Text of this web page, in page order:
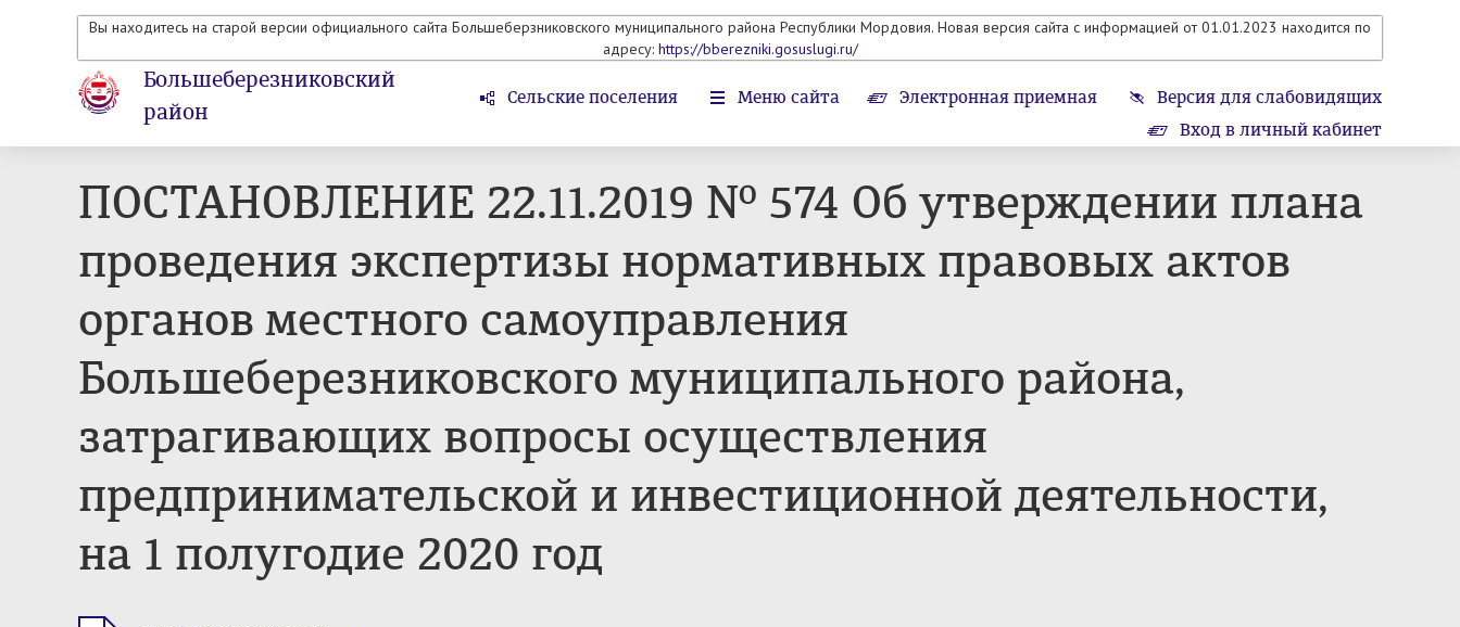
Вы находитесь на старой версии официального сайта Большеберзниковского муниципального района Республики Мордовия. Новая версия сайта с информацией от 01.01.2023 находится по
адресу: https://bberezniki.gosuslugi.ru/
Большеберезниковский
район
Сельские поселения Меню сайта Электронная приемная
Версия для слабовидящих
Вход в личный кабинет
ПОСТАНОВЛЕНИЕ 22.11.2019 № 574 Об утверждении плана
проведения экспертизы нормативных правовых актов
органов местного самоуправления
Большеберезниковского муниципального района,
затрагивающих вопросы осуществления
предпринимательской и инвестиционной деятельности,
на 1 полугодие 2020 год